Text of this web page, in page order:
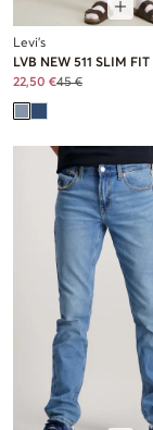
Levi's
LVB NEW 511 SLIM
22,50 €45 €